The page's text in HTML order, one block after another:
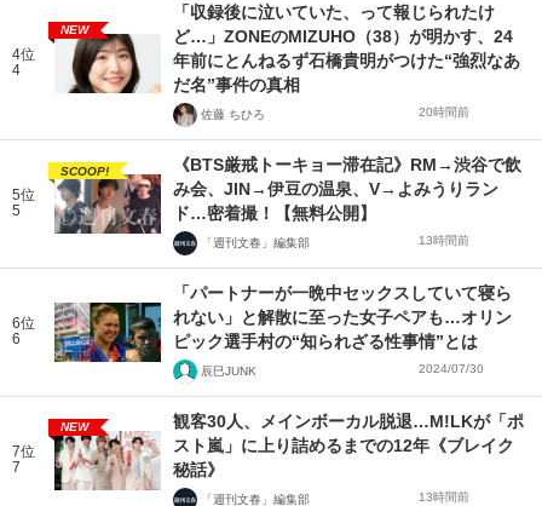
4位
4
NEW
「収録後に泣いていた、って報じられたけ
ど…」ZONEのMIZUHO（38）が明かす、24
年前にとんねるず石橋貴明がつけた“強烈なあ
だ名”事件の真相
佐藤 ちひろ 20時間前
5位
5
SCOOP!
《BTS厳戒トーキョー滞在記》RM→渋谷で飲
み会、JIN→伊豆の温泉、V→よみうりラン
ド…密着撮！【無料公開】
「週刊文春」編集部 13時間前
6位
6
「パートナーが一晩中セックスしていて寝ら
れない」と解散に至った女子ペアも…オリン
ピック選手村の“知られざる性事情”とは
辰巳JUNK 2024/07/30
7位
7
NEW
観客30人、メインボーカル脱退…M!LKが「ポ
スト嵐」に上り詰めるまでの12年《ブレイク
秘話》
「週刊文春」編集部 13時間前